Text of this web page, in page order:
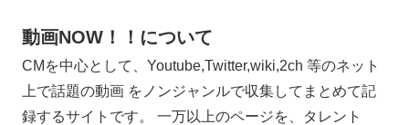
動画NOW！！について
CMを中心として、Youtube,Twitter,wiki,2ch 等のネット
上で話題の動画 をノンジャンルで収集してまとめて記
録するサイトです。 一万以上のページを、タレント